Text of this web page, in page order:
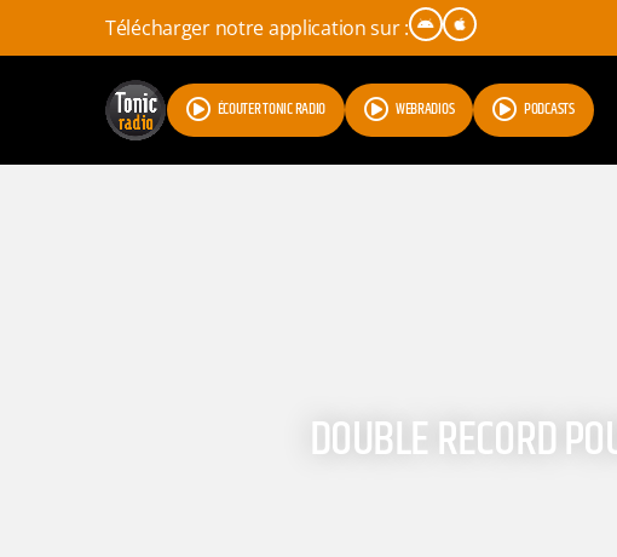
Télécharger notre application sur :
ÉCOUTER TONIC RADIO WEBRADIOS PODCASTS
DOUBLE RECORD